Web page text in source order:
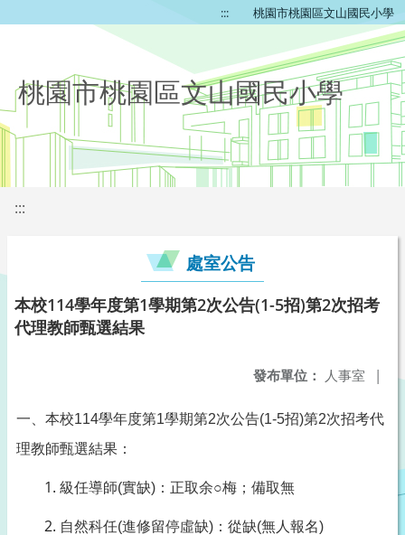
::: 桃園市桃園區文山國民小學
桃園市桃園區文山國民小學
:::
處室公告
本校114學年度第1學期第2次公告(1-5招)第2次招考
代理教師甄選結果
發布單位： 人事室 |
一、本校114學年度第1學期第2次公告(1-5招)第2次招考代
理教師甄選結果：
級任導師(實缺) ：正取余○梅；備取無
自然科任(進修留停虛缺) ：從缺(無人報名)